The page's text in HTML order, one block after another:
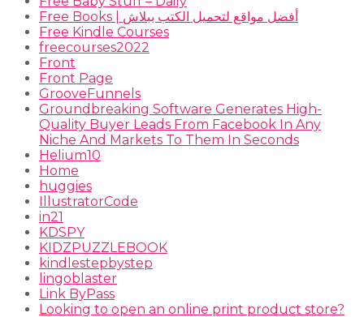
Free Books | أفضل مواقع لتحميل الكتب ببلاش
Free Kindle Courses
freecourses2022
Front
Front Page
GrooveFunnels
Groundbreaking Software Generates High-
Quality Buyer Leads From Facebook In Any
Niche And Markets To Them In Seconds
Helium10
Home
huggies
IllustratorCode
in21
KDSPY
KIDZPUZZLEBOOK
kindlestepbystep
lingoblaster
Link ByPass
Looking to open an online print product store?